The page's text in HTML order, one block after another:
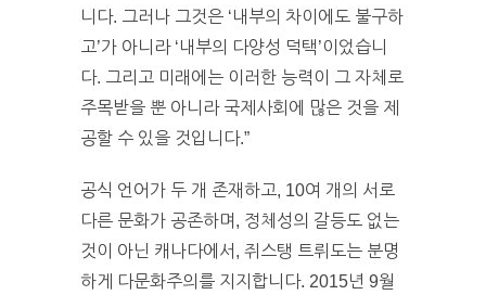
니다. 그러나 그것은 ‘내부의 차이에도 불구하
고’가 아니라 ‘내부의 다양성 덕택’이었습니
다. 그리고 미래에는 이러한 능력이 그 자체로
주목받을 뿐 아니라 국제사회에 많은 것을 제
공할 수 있을 것입니다.”
공식 언어가 두 개 존재하고, 10여 개의 서로
다른 문화가 공존하며, 정체성의 갈등도 없는
것이 아닌 캐나다에서, 쥐스탱 트뤼도는 분명
하게 다문화주의를 지지합니다. 2015년 9월